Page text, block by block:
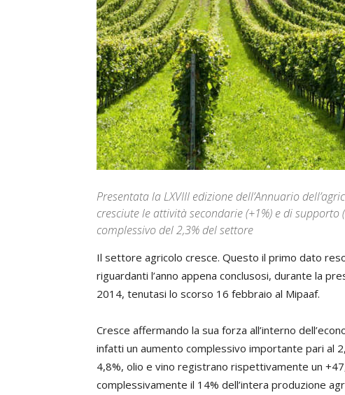
Presentata la LXVIII edizione dell’Annuario
cresciute le attività secondarie (+1%) e di
complessivo del 2,3% del settore
Il settore agricolo cresce. Questo il primo dato
riguardanti l’anno appena conclusosi, durante la
2014, tenutasi lo scorso 16 febbraio al Mipaaf.
Cresce affermando la sua forza all’interno
infatti un aumento complessivo importante pari al
4,8%, olio e vino registrano rispettivamente un
complessivamente il 14% dell’intera produzione